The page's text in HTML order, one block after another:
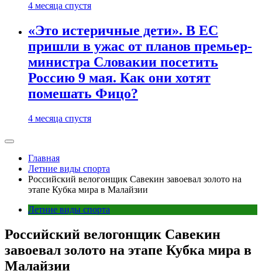
4 месяца спустя
«Это истеричные дети». В ЕС
пришли в ужас от планов премьер-
министра Словакии посетить
Россию 9 мая. Как они хотят
помешать Фицо?
4 месяца спустя
Главная
Летние виды спорта
Российский велогонщик Савекин завоевал золото на
этапе Кубка мира в Малайзии
Летние виды спорта
Российский велогонщик Савекин
завоевал золото на этапе Кубка мира в
Малайзии